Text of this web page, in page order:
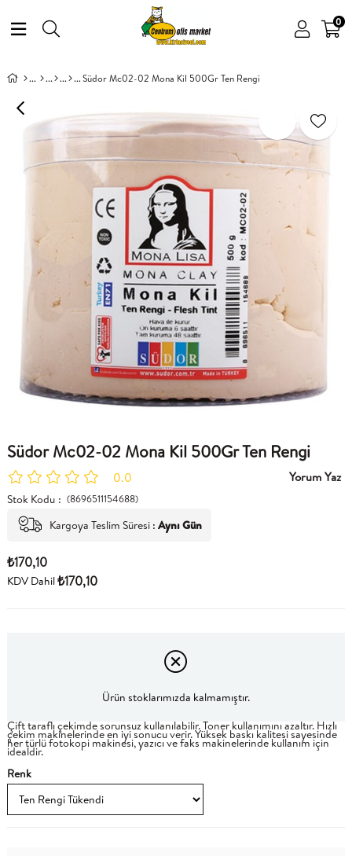
0
Südor Mc02-02 Mona Kil 500Gr Ten Rengi
Südor Mc02-02 Mona Kil 500Gr Ten Rengi
0.0 Yorum Yaz
Stok Kodu (8696511154688)
Kargoya Teslim Süresi : Aynı Gün
₺170,10
KDV Dahil₺170,10
Ürün stoklarımızda kalmamıştır.
Çift taraflı çekimde sorunsuz kullanılabilir. Toner kullanımını azaltır. Hızlı
çekim makinelerinde en iyi sonucu verir. Yüksek baskı kalitesi sayesinde
her türlü fotokopi makinesi, yazıcı ve faks makinelerinde kullanım için
idealdir.
Renk